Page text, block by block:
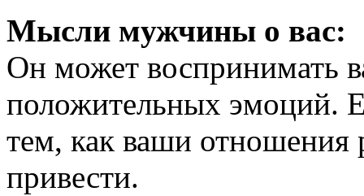
Мысли мужчины о вас:
Он может воспринимать
положительных эмоций.
тем, как ваши отношения
привести.